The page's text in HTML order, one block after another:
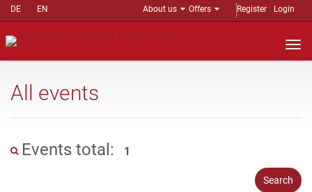
DE EN About us Offers Register Login
All events
Events total: 1